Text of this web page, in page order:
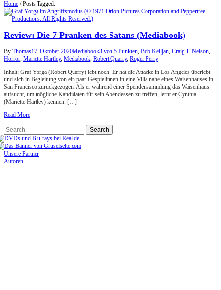
Home /Posts Tagged:
Review: Die 7 Pranken des Satans (Mediabook)
By Thomas17. Oktober 2020Mediabook3 von 5 Punkten, Bob Kelljan, Craig T. Nelson,
Horror, Mariette Hartley, Mediabook, Robert Quarry, Roger Perry
Inhalt: Graf Yorga (Robert Quarry) lebt noch! Er hat die Attacke in Los Angeles überlebt
und sich in Begleitung von ein paar Gespielinnen in eine Villa nahe eines Waisenhauses in
San Francisco zurückgezogen. Als er während einer Spendensammlung das Waisenhaus
aufsucht, um mögliche Kandidaten für sein Abendessen zu treffen, lernt er Cynthia
(Mariette Hartley) kennen. […]
Read More
Unsere Partner
Autoren